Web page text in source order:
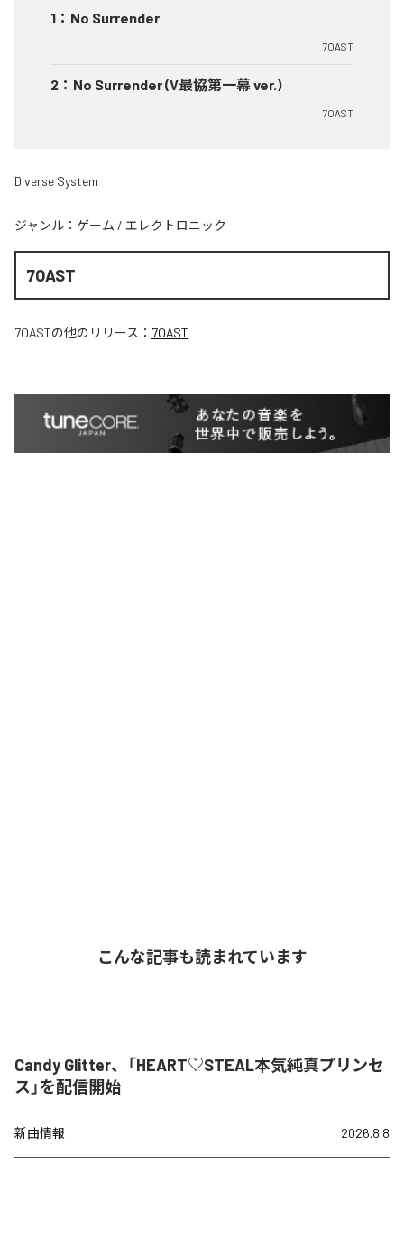
1 ： No Surrender
7OAST
2 ： No Surrender (V最協第一幕 ver.)
7OAST
Diverse System
ジャンル： ゲーム / エレクトロニック
7OAST
7OASTの他のリリース： 7OAST
こんな記事も読まれています
Candy Glitter、「HEART♡STEAL本気純真プリンセ
ス」を配信開始
新曲情報 2026.8.8